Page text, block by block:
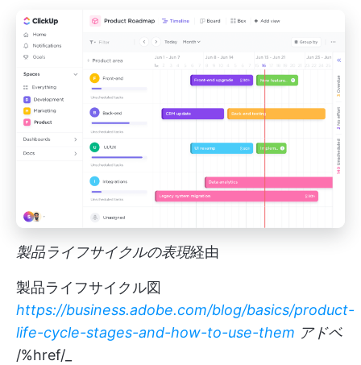
製品ライフサイクルの表現経由
製品ライフサイクル図
https://business.adobe.com/blog/basics/product-
life-cycle-stages-and-how-to-use-them アドベ
/%href/_